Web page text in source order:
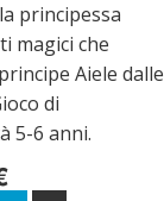
principessa
magici che
Aiele dalle
di
5-6 anni.